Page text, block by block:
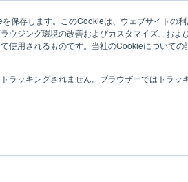
保存します。このCookieは、ウェブサイトの
ウジング環境の改善およびカスタマイズ、お
使用されるものです。当社のCookieについて
ラッキングされません。ブラウザーではトラ
プ機能導入事例セミナー・イベント